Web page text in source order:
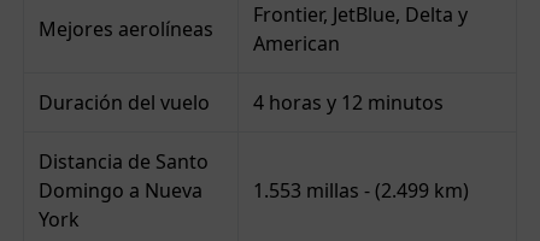
Mejores aerolíneas
Frontier, JetBlue, Delta y
American
Duración del vuelo 4 horas y 12 minutos
Distancia de Santo
Domingo a Nueva
York
1.553 millas - (2.499 km)